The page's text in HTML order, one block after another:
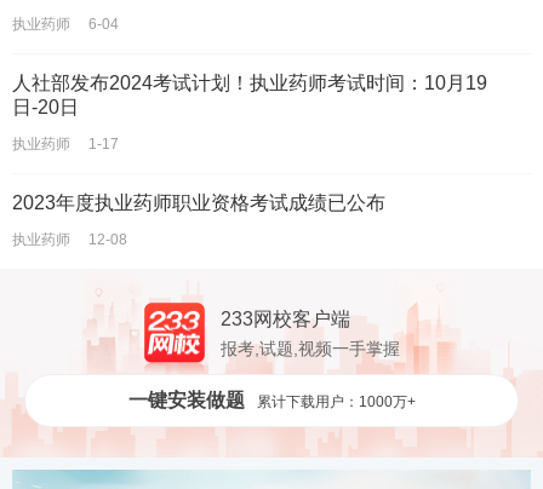
执业药师 6-04
人社部发布2024考试计划！执业药师考试时间：10月19
日-20日
执业药师 1-17
2023年度执业药师职业资格考试成绩已公布
执业药师 12-08
233网校客户端
报考,试题,视频一手掌握
一键安装做题 累计下载用户：1000万+